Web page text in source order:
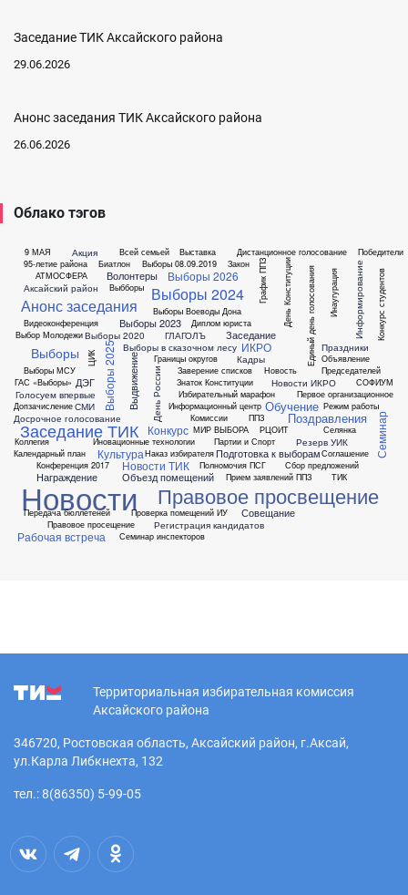
Заседание ТИК Аксайского района
29.06.2026
Анонс заседания ТИК Аксайского района
26.06.2026
Облако тэгов
9 МАЯ
95-летие района
АТМОСФЕРА
Аксайский район
Акция
Анонс заседания
Биатлон
Видеоконференция
Волонтеры
Всей семьей
Выбборы
Выбор Молодежи
Выборы
Выборы 08.09.2019
Выборы 2020
Выборы 2023
Выборы 2024
Выборы 2025
Выборы 2026
Выборы Воеводы Дона
Выборы МСУ
Выборы в сказочном лесу
Выдвижение
Выставка
ГАС «Выборы»
ГЛАГОЛЪ
Голосуем впервые
Границы округов
График ППЗ
ДЭГ
День Конституции
День России
Диплом юриста
Дистанционное голосование
Допзачисление
Досрочное голосование
Единый день голосования
Заверение списков
Закон
Заседание
Заседание ТИК
Знаток Конституции
ИКРО
Избирательный марафон
Инаугурация
Иновационные технологии
Информационный центр
Информирование
Кадры
Календарный план
Коллегия
Комиссии
Конкурс
Конкурс студентов
Конференция 2017
Культура
МИР ВЫБОРА
Награждение
Наказ избирателя
Новости
Новости ИКРО
Новости ТИК
Новость
Обучение
Объезд помещений
Объявление
ППЗ
Партии и Спорт
Первое организационное
Передача бюллетеней
Победители
Подготовка к выборам
Поздравления
Полномочия ПСГ
Правовое просвещение
Правовое просещение
Праздники
Председателей
Прием заявлений ППЗ
Проверка помещений ИУ
РЦОИТ
Рабочая встреча
Регистрация кандидатов
Режим работы
Резерв УИК
СМИ
СОФИУМ
Сбор предложений
Селянка Семинар
Семинар инспекторов
Совещание
Соглашение
ТИК
ЦИК
Территориальная избирательная комиссия
Аксайского района
346720, Ростовская область, Аксайский район, г.Аксай,
ул.Карла Либкнехта, 132
тел.: 8(86350) 5-99-05